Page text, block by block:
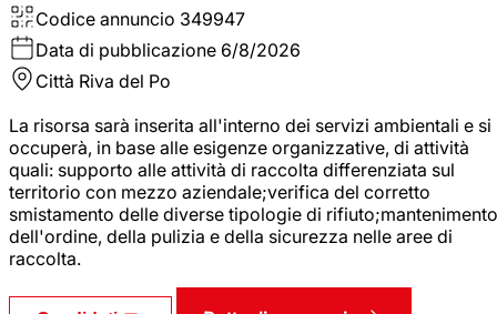
Codice annuncio 349947
Data di pubblicazione 6/8/2026
Città Riva del Po
La risorsa sarà inserita all'interno dei servizi ambientali e si
occuperà, in base alle esigenze organizzative, di attività
quali: supporto alle attività di raccolta differenziata sul
territorio con mezzo aziendale;verifica del corretto
smistamento delle diverse tipologie di rifiuto;mantenimento
dell'ordine, della pulizia e della sicurezza nelle aree di
raccolta.